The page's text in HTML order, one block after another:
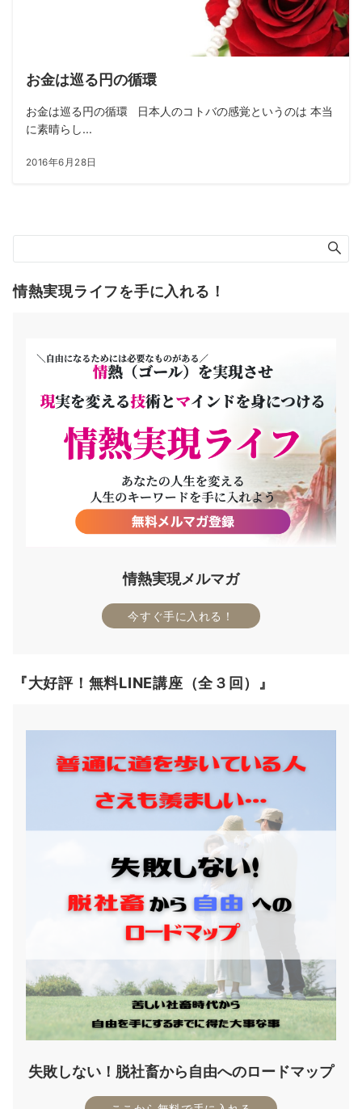
お金は巡る円の循環
お金は巡る円の循環 日本人のコトバの感覚というのは 本当
に素晴らし...
2016年6月28日
情熱実現ライフを手に入れる！
情熱実現メルマガ
今すぐ手に入れる！
『大好評！無料LINE講座（全３回）』
失敗しない！脱社畜から自由へのロードマップ